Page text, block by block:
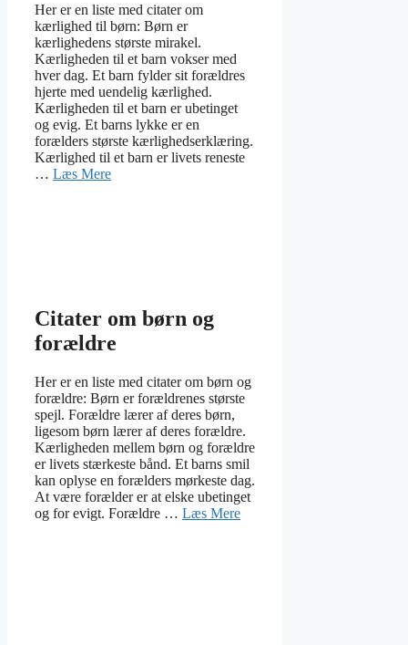
Her er en liste med citater om
kærlighed til børn: Børn er
kærlighedens største mirakel.
Kærligheden til et barn vokser med
hver dag. Et barn fylder sit forældres
hjerte med uendelig kærlighed.
Kærligheden til et barn er ubetinget
og evig. Et barns lykke er en
forælders største kærlighedserklæring.
Kærlighed til et barn er livets reneste
… Læs Mere
Citater om børn og
forældre
Her er en liste med citater om børn og
forældre: Børn er forældrenes største
spejl. Forældre lærer af deres børn,
ligesom børn lærer af deres forældre.
Kærligheden mellem børn og forældre
er livets stærkeste bånd. Et barns smil
kan oplyse en forælders mørkeste dag.
At være forælder er at elske ubetinget
og for evigt. Forældre … Læs Mere